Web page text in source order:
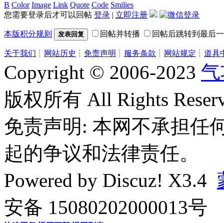
B Color Image Link Quote Code Smilies
您需要登录后才可以回帖 登录 | 立即注册
本版积分规则 发表回复 回帖并转播 回帖后跳转到最后
关于我们 ┆ 网站历史 ┆ 免责声明 ┆ 服务条款 ┆ 网站规定 ┆ 道具
Copyright © 2006-2023
版权所有 All Rights
免责声明: 本网不承担任
起的争议和法律责任。
Powered by Discuz! X3.4
安备 15080202000013号